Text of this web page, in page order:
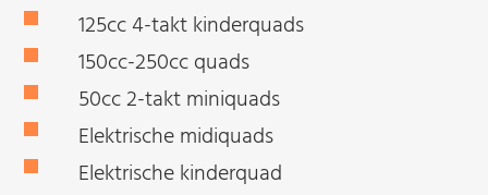
125cc 4-takt kinderquads
150cc-250cc quads
50cc 2-takt miniquads
Elektrische midiquads
Elektrische kinderquad